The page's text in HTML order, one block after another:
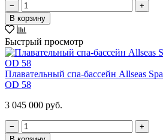
−
+
В корзину
Быстрый просмотр
Плавательный спа-бассейн Allseas Spa
OD 58
3 045 000 руб.
−
+